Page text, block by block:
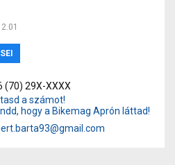
(70) 29X-XXXX
a számot!
hogy a Bikemag Aprón láttad!